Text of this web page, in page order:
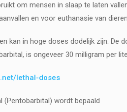
om mensen in slaap te laten
en voor euthanasie van
kan in hoge doses dodelijk zijn. De
is ongeveer 30 milligram per
lethal-doses
(Pentobarbital) wordt bepaald